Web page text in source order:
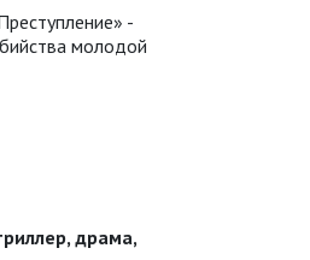
-
молодой
драма,